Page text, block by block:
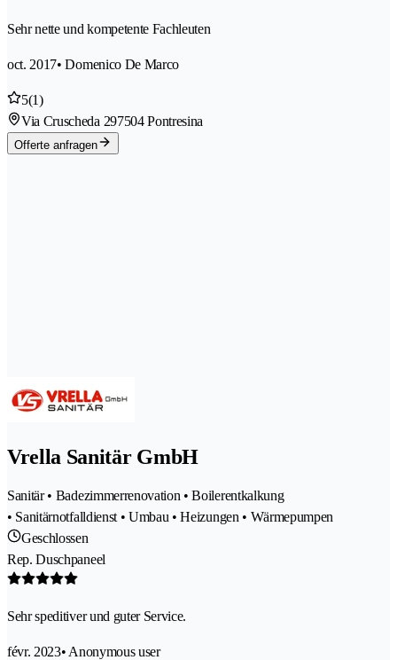
Sehr nette und kompetente Fachleuten
oct. 2017• Domenico De Marco
5(1)
Via Cruscheda 297504 Pontresina
Offerte anfragen
Vrella Sanitär GmbH
Sanitär • Badezimmerrenovation • Boilerentkalkung
• Sanitärnotfalldienst • Umbau • Heizungen • Wärmepumpen
Geschlossen
Rep. Duschpaneel
Sehr speditiver und guter Service.
févr. 2023• Anonymous user